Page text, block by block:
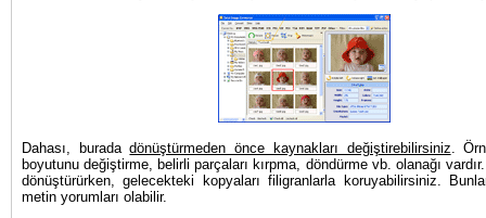
Dahası, buradadönüştürmeden önce kaynakları değiştirebilirsiniz.
boyutunu değiştirme, belirli parçaları kırpma, döndürme vb. olanağı
dönüştürürken, gelecekteki kopyaları filigranlarla koruyabilirsiniz.
metin yorumları olabilir.